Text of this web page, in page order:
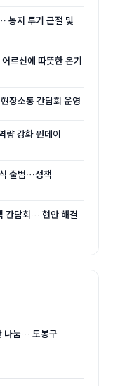
농지 투기 근절 및
르신에 따뜻한 온기
장소통 간담회 운영
량 강화 원데이
출범…정책
간담회… 현안 해결
나눔… 도봉구